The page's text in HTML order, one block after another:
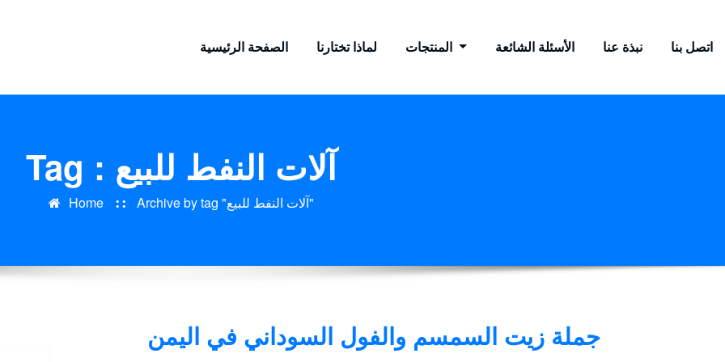
الصفحة الرئيسية لماذا تختارنا الأسئلة الشائعة نبذة عنا اتصل بنا
Tag : آلات النفط للبيع
Home Archive by tag "آلات النفط للبيع"
جملة زيت السمسم والفول السوداني في اليمن